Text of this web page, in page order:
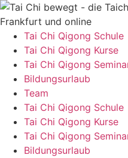
Zum
Inhalt
springenTai Chi Qigong Schule
Tai Chi Qigong Kurse
Tai Chi Qigong
Bildungsurlaub
Team
Tai Chi Qigong Schule
Tai Chi Qigong Kurse
Tai Chi Qigong
Bildungsurlaub